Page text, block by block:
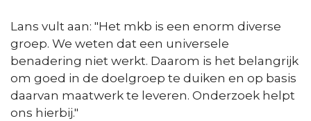
Lans vult aan: "Het mkb is een enorm diverse
groep. We weten dat een universele
benadering niet werkt. Daarom is het belangrijk
om goed in de doelgroep te duiken en op basis
daarvan maatwerk te leveren. Onderzoek helpt
ons hierbij."